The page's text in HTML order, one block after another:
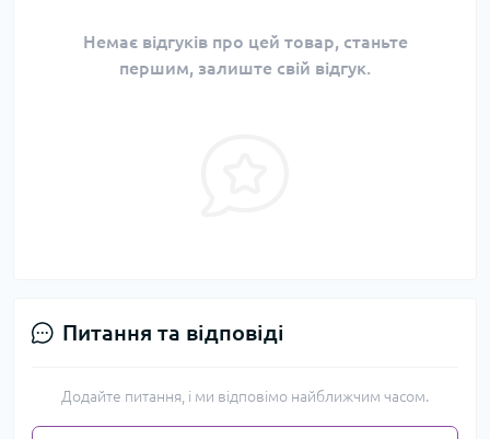
Немає відгуків про цей товар, станьте
першим, залиште свій відгук.
Питання та відповіді
Додайте питання, і ми відповімо найближчим часом.